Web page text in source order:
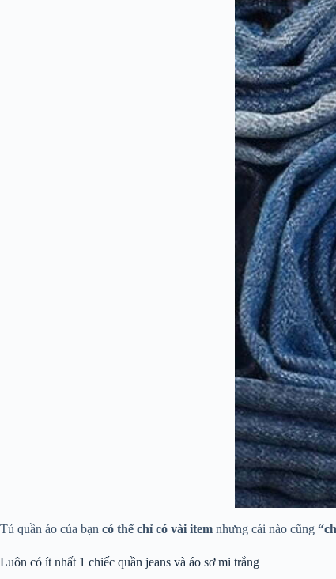
Tủ quần áo của bạn có thể chỉ có vài item nhưng cái nào cũng
Luôn có ít nhất 1 chiếc quần jeans và áo sơ mi trắng